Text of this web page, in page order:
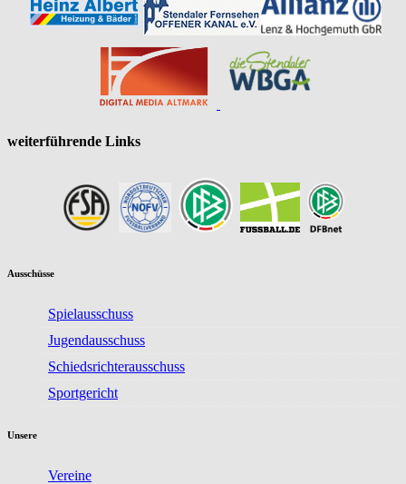
weiterführende Links
Ausschüsse
Spielausschuss
Jugendausschuss
Schiedsrichterausschuss
Sportgericht
Unsere
Vereine